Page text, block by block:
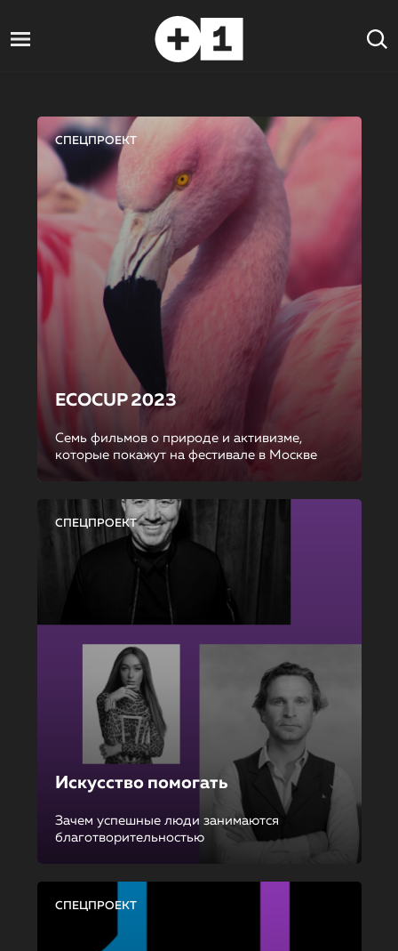
СПЕЦПРОЕКТ
ECOCUP 2023
Семь фильмов о природе и активизме,
которые покажут на фестивале в Москве
СПЕЦПРОЕКТ
Искусство помогать
Зачем успешные люди занимаются
благотворительностью
СПЕЦПРОЕКТ